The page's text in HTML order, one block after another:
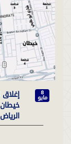
8
مايو